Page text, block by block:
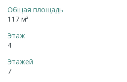
Общая площадь
117 м²
Этаж
4
Этажей
7